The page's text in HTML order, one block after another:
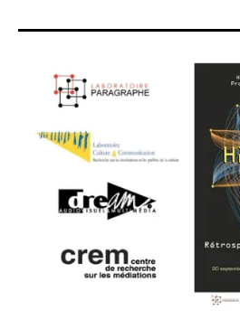
sites & blogs
poésie & cie